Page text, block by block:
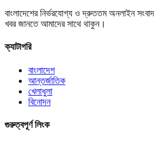
বাংলাদেশের নির্ভরযোগ্য ও দ্রুততম অনলাইন
খবর জানতে আমাদের সাথে থাকুন।
ক্যাটাগরি
বাংলাদেশ
আন্তর্জাতিক
খেলাধুলা
বিনোদন
গুরুত্বপূর্ণ লিংক